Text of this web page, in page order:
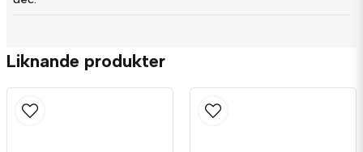
Mejladress
Liknande produkter